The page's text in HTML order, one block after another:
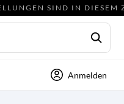
SIND IN
Anmelden